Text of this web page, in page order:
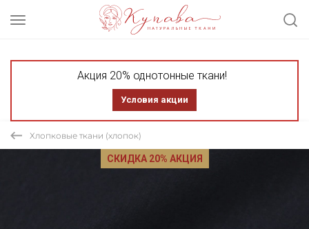
Акция 20% однотонные ткани!
Условия акции
Хлопковые ткани (хлопок)
СКИДКА 20% АКЦИЯ